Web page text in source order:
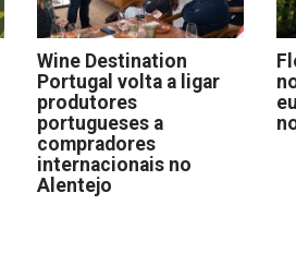
Wine Destination
Portugal volta a ligar
produtores
portugueses a
compradores
internacionais no
Alentejo